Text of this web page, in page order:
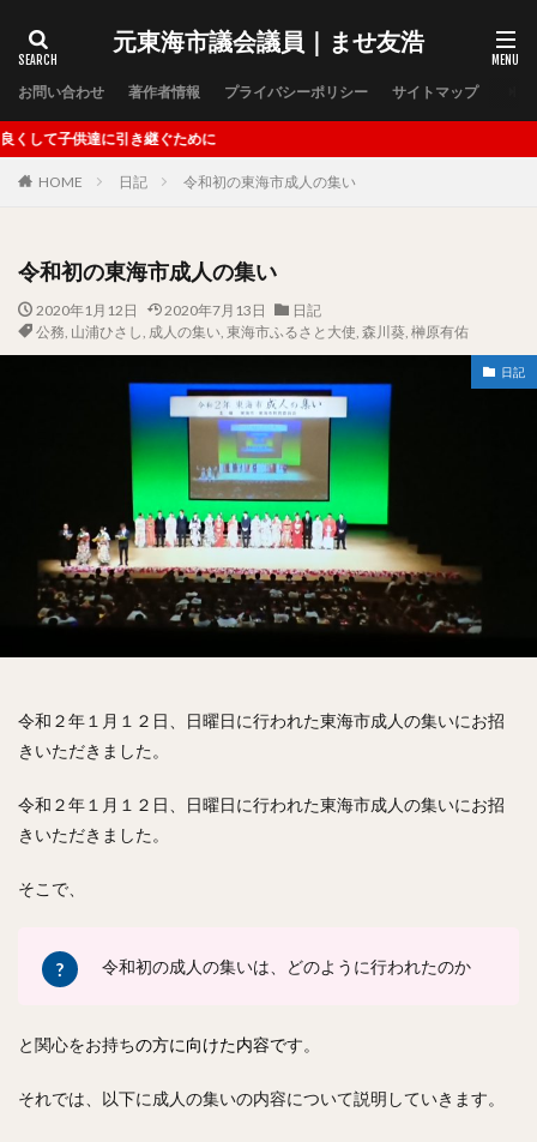
元東海市議会議員｜ませ友浩
お問い合わせ 著作者情報 プライバシーポリシー サイトマップ
に
HOME 日記 令和初の東海市成人の集い
令和初の東海市成人の集い
2020年1月12日 2020年7月13日
日記
公務, 山浦ひさし, 成人の集い, 東海市ふるさと大使, 森川葵, 榊原有佑
日記
令和２年１月１２日、日曜日に行われた東海市成人の集いにお招
きいただきました。
令和２年１月１２日、日曜日に行われた東海市成人の集いにお招
きいただきました。
そこで、
令和初の成人の集いは、どのように行われたのか
と関心をお持ちの方に向けた内容です。
それでは、以下に成人の集いの内容について説明していきます。
児童虐待防止策の強化
子どもの養育支援
学校の感染症情報管理
新型コロナウィルス緊急支援
蟹江梨央
行政の新しい仕事様式
西予市
３月議会
６月議会 ９月議会
１２月議会
教育 臨時会 農園
祭囃子保存会
祭 猩猩 船津神社
政治活動報告
地域運営
Society5.0 一般質問
さつき福祉会
愛知県議会議長
MICE 教育環境
2030SDGs
学校プール
定住 健診情報
小中学生の体力
学習支援
妊産婦支援 RPA
AI
女性の再就職支援
創業支援
地域運営団体の法人化
不登校支援
放課後児童健全育成事業の充実
スーパーシティ
健康診断情報の活用
番組制作
護身の学び
SDGs
コミュニティータクシー
授業
自治会 町会
条例
東海市議会
豊川稲荷 ハザードマップ
行政経営 小学校
五等分の花嫁